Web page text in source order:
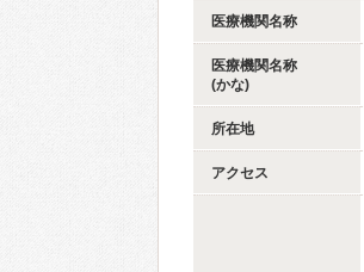
医療機関名称
医療機関名称
(かな)
所在地
アクセス